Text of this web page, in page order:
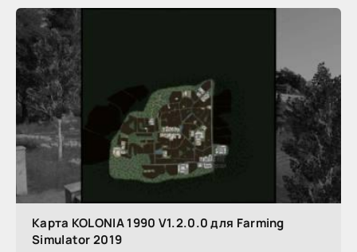
Карта KOLONIA 1990 V1.2.0.0 для Farming
Simulator 2019